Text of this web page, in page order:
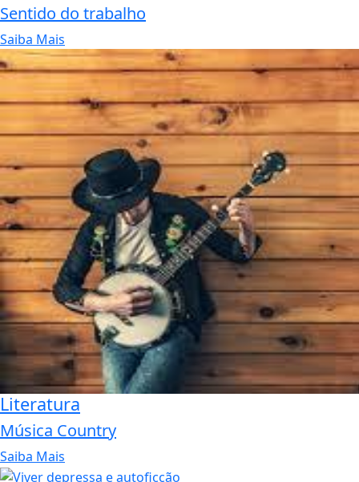
Sentido do trabalho
Saiba Mais
Literatura
Música Country
Saiba Mais